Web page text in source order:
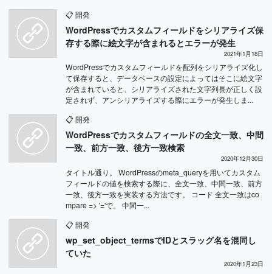
📋 開発
WordPressでカスタムフィールドをシリアライズ保
存する際に絵文字が含まれるとエラーが発生
2021年1月18日
WordPressでカスタムフィールドを配列をシリアライズ化し
て保存すると、データベースの設定によってはそこに絵文字
が含まれていると、シリアライズされた文字列長が正しく設
定されず、アンシリアライズする際にエラーが発生しま...
📋 開発
WordPressでカスタムフィールドの全文一致、中間
一致、前方一致、後方一致検索
2020年12月30日
タイトル通り。 WordPressのmeta_queryを用いてカスタム
フィールドの値を検索する際に、全文一致、中間一致、前方
一致、後方一致を実装する方法です。 コード 全文一致はco
mpare => '='で。 中間一...
📋 開発
wp_set_object_termsでIDとスラッグ名を混同し
ていた
2020年1月23日